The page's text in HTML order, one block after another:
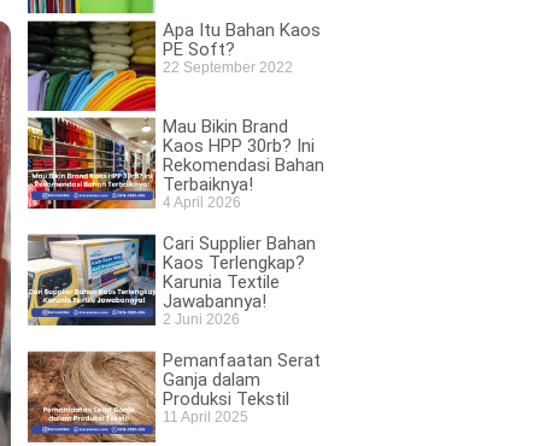
Apa Itu Bahan Kaos
PE Soft?
22 September 2022
Mau Bikin Brand
Kaos HPP 30rb? Ini
Rekomendasi Bahan
Terbaiknya!
4 April 2026
Cari Supplier Bahan
Kaos Terlengkap?
Karunia Textile
Jawabannya!
2 Juni 2026
Pemanfaatan Serat
Ganja dalam
Produksi Tekstil
11 April 2025